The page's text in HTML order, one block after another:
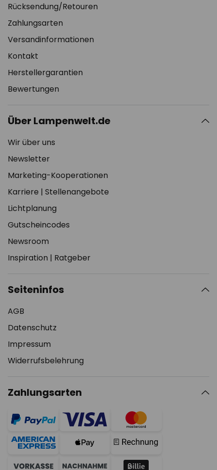
Rücksendung/Retouren
Zahlungsarten
Versandinformationen
Kontakt
Herstellergarantien
Bewertungen
Über Lampenwelt.de
Wir über uns
Newsletter
Marketing-Kooperationen
Karriere | Stellenangebote
Lichtplanung
Gutscheincodes
Newsroom
Inspiration | Ratgeber
Seiteninfos
AGB
Datenschutz
Impressum
Widerrufsbelehrung
Zahlungsarten